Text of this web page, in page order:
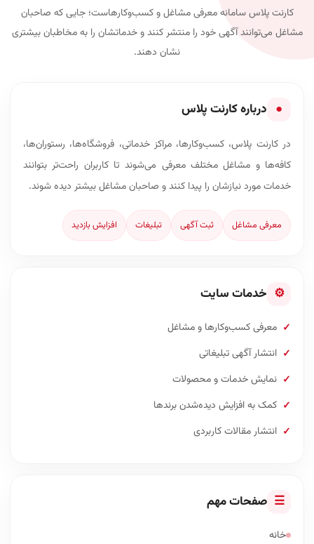
کارنت پلاس سامانه معرفی مشاغل و کسب‌وکارهاست؛ جایی که صاحبان
مشاغل می‌توانند آگهی خود را منتشر کنند و خدماتشان را به مخاطبان بیشتری
نشان دهند.
● درباره کارنت پلاس
در کارنت پلاس، کسب‌وکارها، مراکز خدماتی، فروشگاه‌ها، رستوران‌ها،
کافه‌ها و مشاغل مختلف معرفی می‌شوند تا کاربران راحت‌تر بتوانند
خدمات مورد نیازشان را پیدا کنند و صاحبان مشاغل بیشتر دیده شوند.
معرفی مشاغل ثبت آگهی تبلیغات افزایش بازدید
⚙ خدمات سایت
معرفی کسب‌وکارها و مشاغل
انتشار آگهی تبلیغاتی
نمایش خدمات و محصولات
کمک به افزایش دیده‌شدن برندها
انتشار مقالات کاربردی
☰ صفحات مهم
خانه